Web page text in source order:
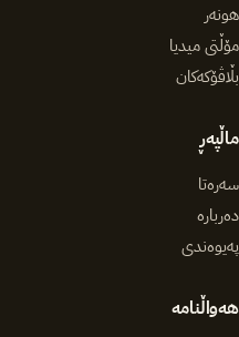
هونەر
مۆڵتی میدیا
بڵاڤۆکەکان
ماڵپەڕ
سەرەتا
دەربارە
پەیوەندی
هەواڵنامە